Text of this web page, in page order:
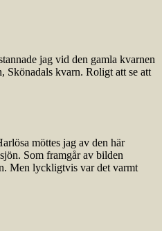
jag vid den gamla kvarnen
Skönadals kvarn. Roligt att se att
möttes jag av den här
Som framgår av bilden
Men lyckligtvis var det varmt